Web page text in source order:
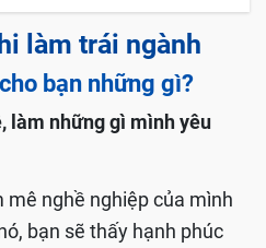
làm trái ngành
bạn những gì?
làm những gì mình yêu
nghề nghiệp của mình
bạn sẽ thấy hạnh phúc